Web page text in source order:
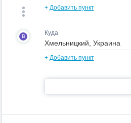
+ Добавить пункт
B Куда
+ Добавить пункт